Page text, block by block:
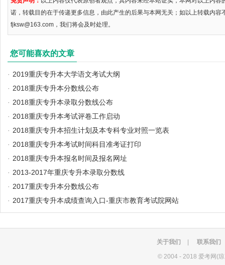
诺，转载目的在于传递更多信息，由此产生的后果与本网无关；如以上转载内容
fjksw@163.com，我们将会及时处理。
您可能喜欢的文章
· 2019重庆专升本大学语文考试大纲
· 2018重庆专升本分数线公布
· 2018重庆专升本录取分数线公布
· 2018重庆专升本考试评卷工作启动
· 2018重庆专升本招生计划及本专科专业对照一览表
· 2018重庆专升本考试时间科目准考证打印
· 2018重庆专升本报名时间及报名网址
· 2013-2017年重庆专升本录取分数线
· 2017重庆专升本分数线公布
· 2017重庆专升本成绩查询入口-重庆市教育考试院网站
关于我们 联系我们
© 2004 - 2018 爱考网(